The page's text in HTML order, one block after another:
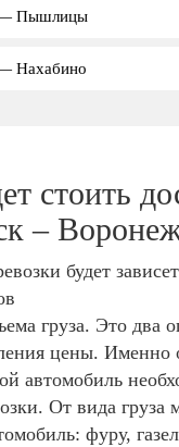
— Пышлицы
Нахабино
стоить
–
будет
груза. Это два
цены. Именно
автомобиль
От вида груза
фуру,